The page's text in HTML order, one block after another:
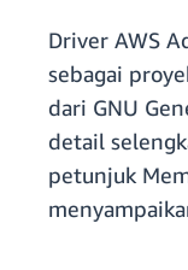
Driver AWS
sebagai
dari GNU
detail
petunjuk